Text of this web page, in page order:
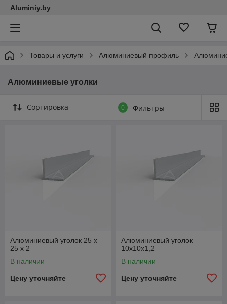
Aluminiy.by
Товары и услуги Алюминиевый профиль
Алюминиевые уголки
Сортировка 0 Фильтры
Алюминиевый уголок 25 x
25 x 2
В наличии
Цену уточняйте
Алюминиевый уголок
10x10x1,2
В наличии
Цену уточняйте